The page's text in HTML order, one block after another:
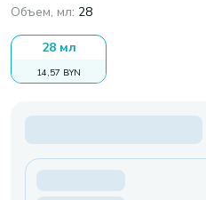
Объем, мл: 28
28 мл
14,57 BYN